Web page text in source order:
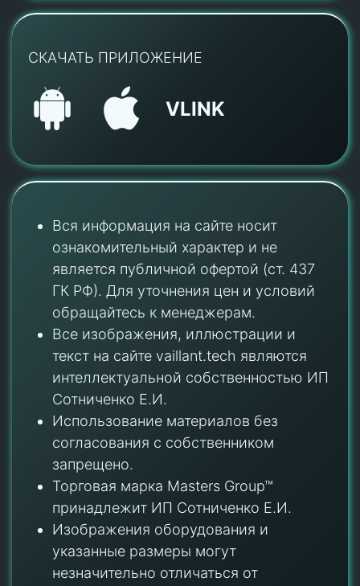
СКАЧАТЬ ПРИЛОЖЕНИЕ
VLINK
Вся информация на сайте носит
ознакомительный характер и не
является публичной офертой (ст. 437
ГК РФ). Для уточнения цен и условий
обращайтесь к менеджерам.
Все изображения, иллюстрации и
текст на сайте vaillant.tech являются
интеллектуальной собственностью ИП
Сотниченко Е.И.
Использование материалов без
согласования с собственником
запрещено.
Торговая марка Masters Group™
принадлежит ИП Сотниченко Е.И.
Изображения оборудования и
указанные размеры могут
незначительно отличаться от